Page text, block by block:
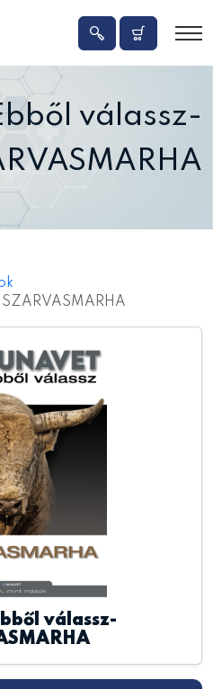
válassz-
válassz-